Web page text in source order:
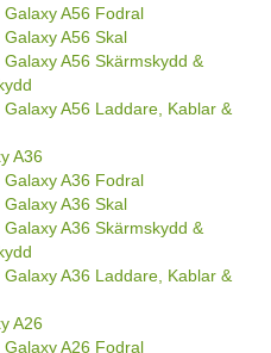
A56 Fodral
A56 Skal
A56 Skärmskydd &
A56 Laddare, Kablar &
A36
A36 Fodral
A36 Skal
A36 Skärmskydd &
A36 Laddare, Kablar &
A26
A26 Fodral